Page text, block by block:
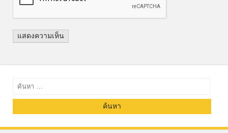
ค้นหา